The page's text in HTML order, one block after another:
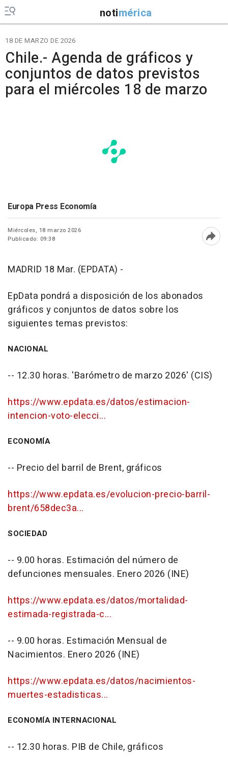
notimérica
18 DE MARZO DE 2026
Chile.- Agenda de gráficos y
conjuntos de datos previstos
para el miércoles 18 de marzo
Europa Press Economía
Miércoles, 18 marzo 2026
Publicado: 09:38
MADRID 18 Mar. (EPDATA) -
EpData pondrá a disposición de los abonados
gráficos y conjuntos de datos sobre los
siguientes temas previstos:
NACIONAL
-- 12.30 horas. 'Barómetro de marzo 2026' (CIS)
https://www.epdata.es/datos/estimacion-
intencion-voto-elecci...
ECONOMÍA
-- Precio del barril de Brent, gráficos
https://www.epdata.es/evolucion-precio-barril-
brent/658dec3a...
SOCIEDAD
-- 9.00 horas. Estimación del número de
defunciones mensuales. Enero 2026 (INE)
https://www.epdata.es/datos/mortalidad-
estimada-registrada-c...
-- 9.00 horas. Estimación Mensual de
Nacimientos. Enero 2026 (INE)
https://www.epdata.es/datos/nacimientos-
muertes-estadisticas...
ECONOMÍA INTERNACIONAL
-- 12.30 horas. PIB de Chile, gráficos